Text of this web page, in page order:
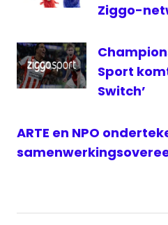
Ziggo-
Sport
Switch’
ARTE en NPO